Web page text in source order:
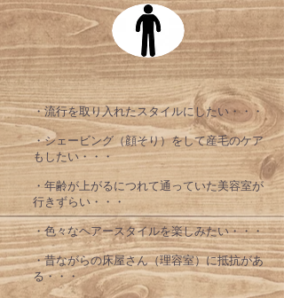
​・流行を取り入れたスタイルにしたい・・・
​・シェービング（顔そり）をして産毛のケア
もしたい・・・
​・年齢が上がるにつれて通っていた美容室が
行きずらい・・・
​・色々なヘアースタイルを楽しみたい・・・
​・昔ながらの床屋さん（理容室）に抵抗があ
る・・・